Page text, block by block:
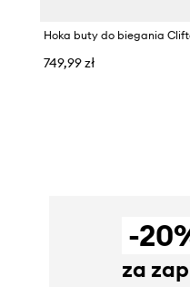
Hoka buty do biegania
749,99 zł
-
za